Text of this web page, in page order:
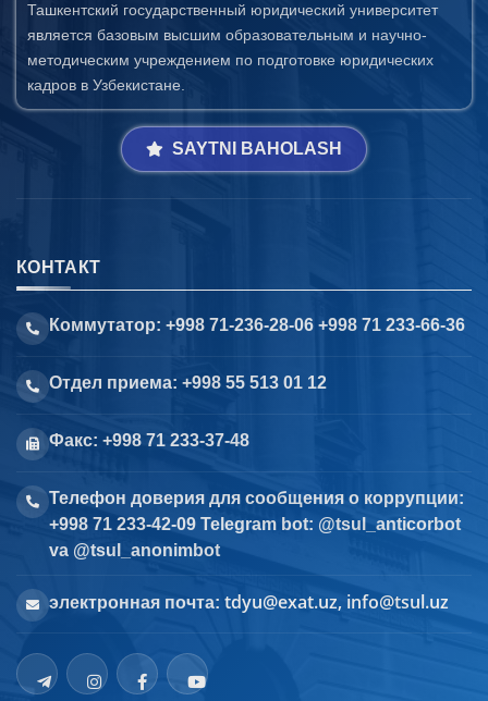
Ташкентский государственный юридический университет
является базовым высшим образовательным и научно-
методическим учреждением по подготовке юридических
кадров в Узбекистане.
SAYTNI BAHOLASH
КОНТАКТ
Коммутатор: +998 71-236-28-06 +998 71 233-66-36
Отдел приема: +998 55 513 01 12
Факс: +998 71 233-37-48
Телефон доверия для сообщения о коррупции:
+998 71 233-42-09 Telegram bot: @tsul_anticorbot
va @tsul_anonimbot
электронная почта: tdyu@exat.uz, info@tsul.uz